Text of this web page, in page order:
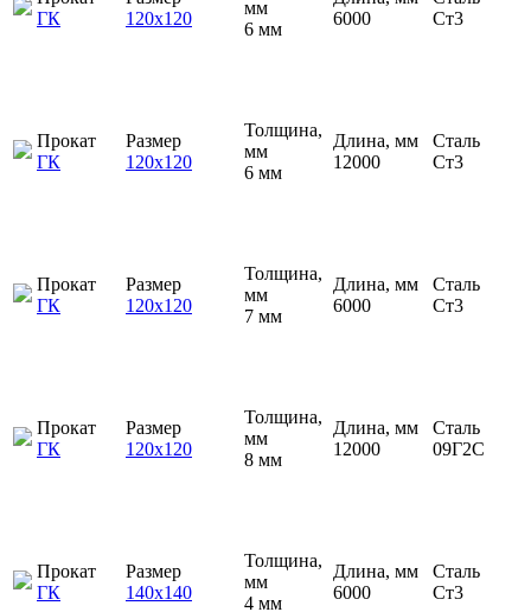
ГК
120х120
мм
6 мм
6000
Ст3
Прокат
ГК
Размер
120х120
Толщина,
мм
6 мм
Длина, мм
12000
Сталь
Ст3
Прокат
ГК
Размер
120х120
Толщина,
мм
7 мм
Длина, мм
6000
Сталь
Ст3
Прокат
ГК
Размер
120х120
Толщина,
мм
8 мм
Длина, мм
12000
Сталь
09Г2С
Прокат
ГК
Размер
140х140
Толщина,
мм
4 мм
Длина, мм
6000
Сталь
Ст3